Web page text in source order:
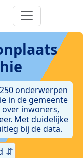
onderwerpen
in de gemeente
over inwoners,
Met duidelijke
bij de data.
⇵